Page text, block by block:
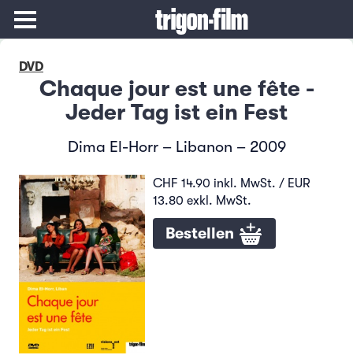
DVD
Chaque jour est une fête -
Jeder Tag ist ein Fest
Dima El-Horr – Libanon – 2009
CHF 14.90 inkl. MwSt. / EUR
13.80 exkl. MwSt.
Bestellen